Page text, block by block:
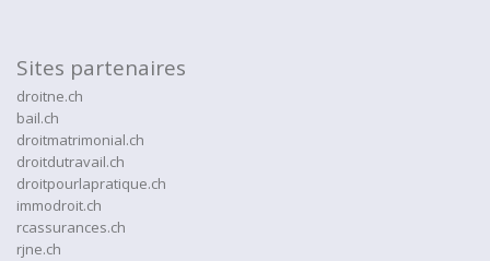
Sites partenaires
droitne.ch
bail.ch
droitmatrimonial.ch
droitdutravail.ch
droitpourlapratique.ch
immodroit.ch
rcassurances.ch
rjne.ch